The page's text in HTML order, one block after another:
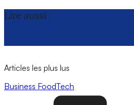
Lire aussi :
Articles les plus lus
Business FoodTech